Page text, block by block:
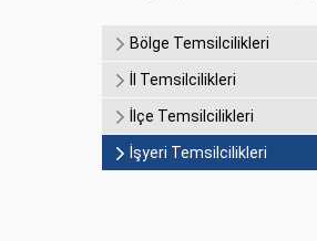
Bölge Temsilcilikleri
İl Temsilcilikleri
İlçe Temsilcilikleri
İşyeri Temsilcilikleri